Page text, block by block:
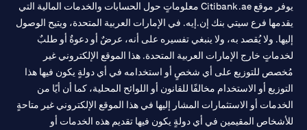
يوفر موقع Citibank.ae معلوماتٍ حول الحسابات والخدمات المالية التي
يقدمها فرع سيتي بنك إن.إيه. في الإمارات العربية المتحدة، ويتيح الوصول
إليها. ولا يُقصد به، ولا ينبغي تفسيره على أنه، عرضٌ أو دعوةٌ أو طلبٌ
لخدماتٍ خارج الإمارات العربية المتحدة. هذا الموقع الإلكتروني غير
مُخصص للتوزيع على أي شخصٍ أو استخدامه في أي دولةٍ يكون فيها هذا
التوزيع أو الاستخدام مخالفًا للقانون أو اللوائح المحلية، كما أن أيًا من
الخدمات أو الاستثمارات المشار إليها في هذا الموقع الإلكتروني غير متاحةٍ
للأشخاص المقيمين في أي دولةٍ يكون فيها تقديم هذه الخدمات أو